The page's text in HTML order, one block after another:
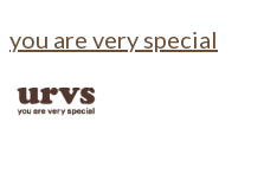
you are very special